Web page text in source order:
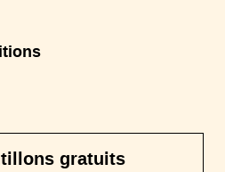
finition bois, coloris "chêne naturel"
cm, 140 x 195 cm, 160 x 195 cm, 100 x
gratuits